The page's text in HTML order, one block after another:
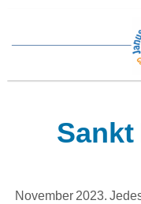
Sankt
November 2023.